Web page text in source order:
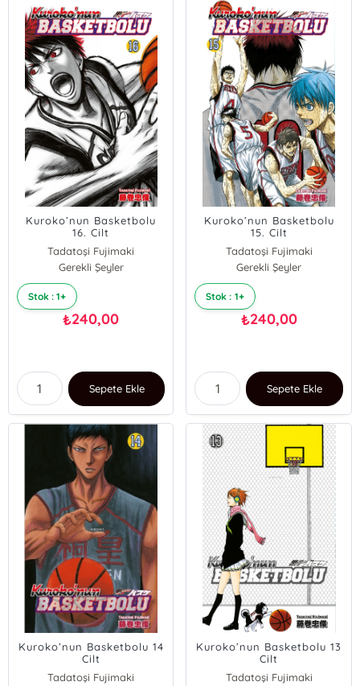
Kuroko’nun Basketbolu
16. Cilt
Tadatoşi Fujimaki
Gerekli Şeyler
Stok : 1+
₺240,00
Sepete Ekle
Kuroko’nun Basketbolu
15. Cilt
Tadatoşi Fujimaki
Gerekli Şeyler
Stok : 1+
₺240,00
Sepete Ekle
Kuroko’nun Basketbolu 14
Cilt
Tadatoşi Fujimaki
Kuroko’nun Basketbolu 13
Cilt
Tadatoşi Fujimaki